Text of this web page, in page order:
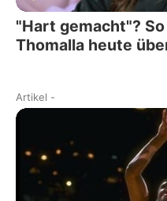
"Hart gemacht"?
Thomalla heute
Artikel -